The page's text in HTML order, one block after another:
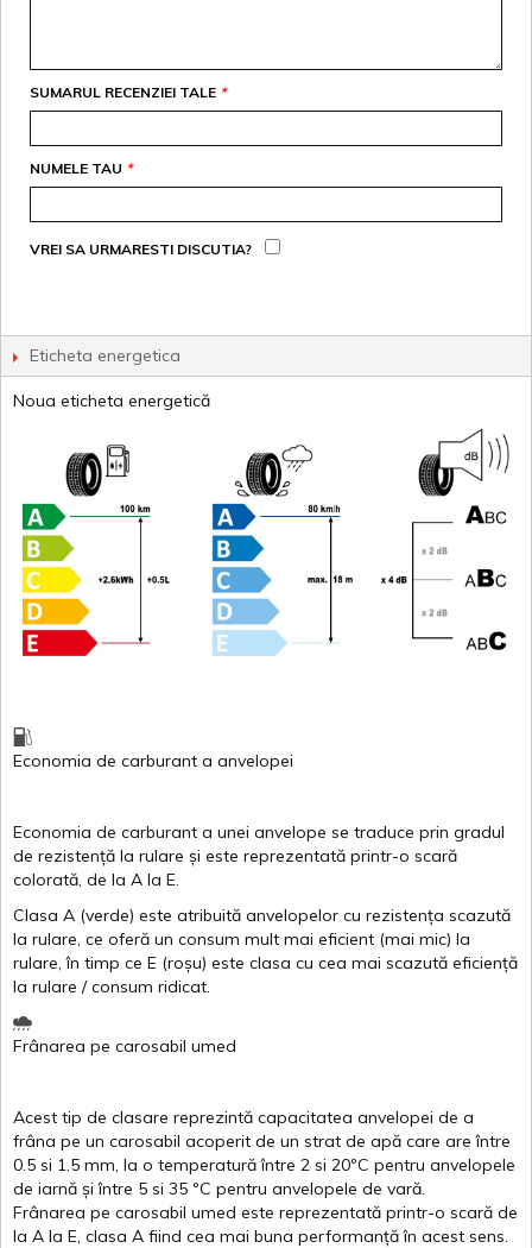
*
SUMARUL RECENZIEI TALE
*
NUMELE TAU
VREI SA URMARESTI DISCUTIA?
Eticheta energetica
Noua eticheta energetică
Economia de carburant a anvelopei
Economia de carburant a unei anvelope se traduce prin gradul
de rezistență la rulare și este reprezentată printr-o scară
colorată, de la A la E.
Clasa A (verde) este atribuită anvelopelor cu rezistența scazută
la rulare, ce oferă un consum mult mai eficient (mai mic) la
rulare,în timp ce E (roșu) este clasa cu cea mai scazută eficiență
la rulare /consum ridicat.
Frânarea pe carosabil umed
Acest tip de clasare reprezintă capacitatea anvelopei de a
frâna pe un carosabil acoperit de un strat de apă care areîntre
0.5 si 1.5 mm, la o temperatură între 2 si 20ºC pentru anvelopele
de iarnă și între 5 si 35 ºC pentru anvelopele de vară.
Frânarea pe carosabil umed este reprezentată printr-o scară de
la A la E, clasa A fiind cea mai buna performanță în acest sens.